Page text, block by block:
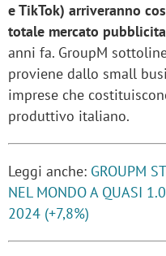
e TikTok) arriveranno
totale mercato
anni fa. GroupM
proviene dallo small
imprese che
produttivo italiano.
Leggi anche: GROUPM
NEL MONDO A QUASI
2024 (+7,8%)